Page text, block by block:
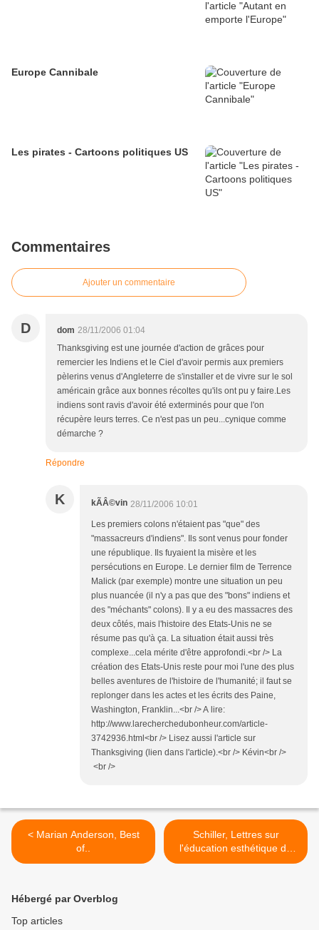
Europe Cannibale
Les pirates - Cartoons politiques US
Commentaires
Ajouter un commentaire
D dom 28/11/2006 01:04
Thanksgiving est une journée d'action de grâces pour
remercier les Indiens et le Ciel d'avoir permis aux premiers
pèlerins venus d'Angleterre de s'installer et de vivre sur le sol
américain grâce aux bonnes récoltes qu'ils ont pu y faire.Les
indiens sont ravis d'avoir été exterminés pour que l'on
récupère leurs terres. Ce n'est pas un peu...cynique comme
démarche ?
Répondre
K kÃÂ©vin 28/11/2006 10:01
Les premiers colons n'étaient pas "que" des
"massacreurs d'indiens". Ils sont venus pour fonder
une république. Ils fuyaient la misère et les
persécutions en Europe. Le dernier film de Terrence
Malick (par exemple) montre une situation un peu
plus nuancée (il n'y a pas que des "bons" indiens et
des "méchants" colons). Il y a eu des massacres des
deux côtés, mais l'histoire des Etats-Unis ne se
résume pas qu'à ça. La situation était aussi très
complexe...cela mérite d'être approfondi.<br /> La
création des Etats-Unis reste pour moi l'une des plus
belles aventures de l'histoire de l'humanité; il faut se
replonger dans les actes et les écrits des Paine,
Washington, Franklin...<br /> A lire:
http://www.larecherchedubonheur.com/article-
3742936.html<br /> Lisez aussi l'article sur
Thanksgiving (lien dans l'article).<br /> Kévin<br />
<br />
< Marian Anderson, Best
of..
Schiller, Lettres sur
l'éducation esthétique de
l'homme >
Hébergé par Overblog
Top articles